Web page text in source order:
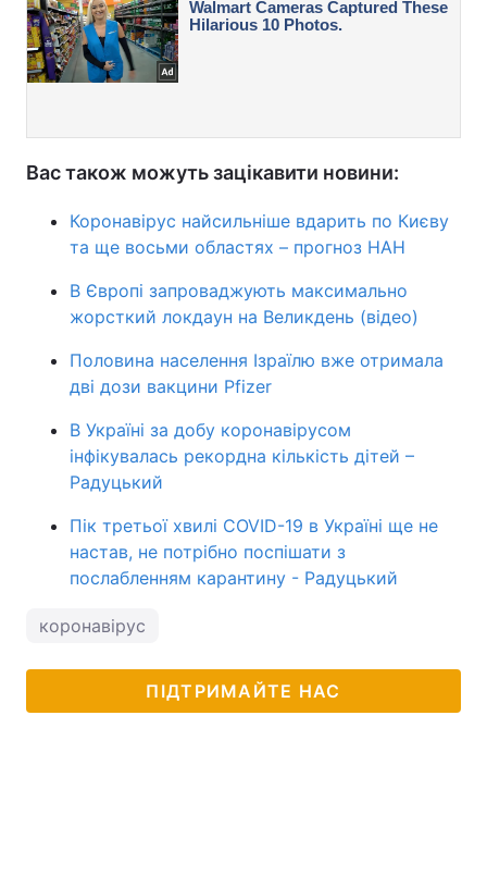
Вас також можуть зацікавити новини:
Коронавірус найсильніше вдарить по Києву
та ще восьми областях – прогноз НАН
В Європі запроваджують максимально
жорсткий локдаун на Великдень (відео)
Половина населення Ізраїлю вже отримала
дві дози вакцини Pfizer
В Україні за добу коронавірусом
інфікувалась рекордна кількість дітей –
Радуцький
Пік третьої хвилі COVID-19 в Україні ще не
настав, не потрібно поспішати з
послабленням карантину - Радуцький
коронавірус
ПІДТРИМАЙТЕ НАС